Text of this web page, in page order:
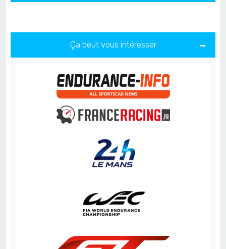
Ça peut vous intéresser